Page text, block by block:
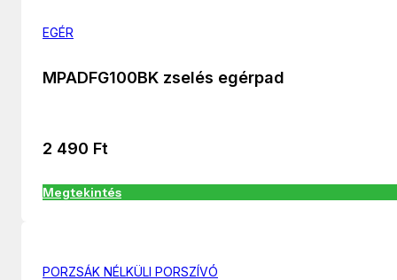
EGÉR
MPADFG100BK zselés egérpad
2 490 Ft
Megtekintés
PORZSÁK NÉLKÜLI PORSZÍVÓ